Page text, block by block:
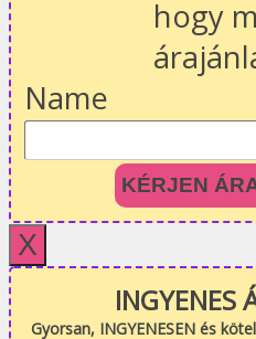
hogy
Name
KÉRJEN
X
INGYENES
Gyorsan, INGYENESEN és